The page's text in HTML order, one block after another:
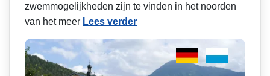
zwemmogelijkheden zijn te vinden in het noorden
van het meer Lees verder